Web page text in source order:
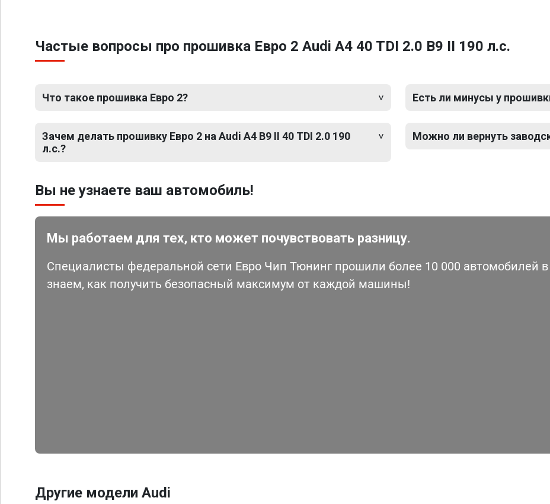
Частые вопросы про прошивка Евро 2 Audi A4 40 TDI 2.0 B9 II 190 л.с.
Что такое прошивка Евро 2?
Зачем делать прошивку Евро 2 на Audi A4 B9 II 40 TDI 2.0 190
л.с.?
Есть ли минусы у
Можно ли вернуть
Вы не узнаете ваш автомобиль!
Мы работаем для тех, кто может почувствовать разницу.
Специалисты федеральной сети Евро Чип Тюнинг прошили более 10 000 автомобилей
знаем, как получить безопасный максимум от каждой машины!
Другие модели Audi